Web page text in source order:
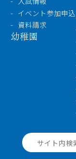
イベント参加申込
資料請求
幼稚園